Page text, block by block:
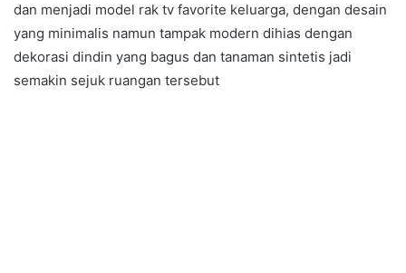
dan menjadi model rak tv favorite keluarga, dengan desain
yang minimalis namun tampak modern dihias dengan
dekorasi dindin yang bagus dan tanaman sintetis jadi
semakin sejuk ruangan tersebut